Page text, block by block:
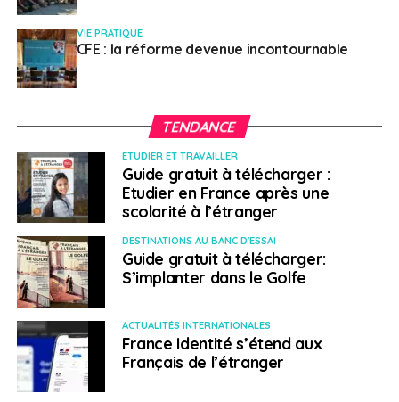
VIE PRATIQUE
CFE : la réforme devenue incontournable
TENDANCE
ETUDIER ET TRAVAILLER
Guide gratuit à télécharger :
Etudier en France après une
scolarité à l’étranger
DESTINATIONS AU BANC D'ESSAI
Guide gratuit à télécharger:
S’implanter dans le Golfe
ACTUALITÉS INTERNATIONALES
France Identité s’étend aux
Français de l’étranger